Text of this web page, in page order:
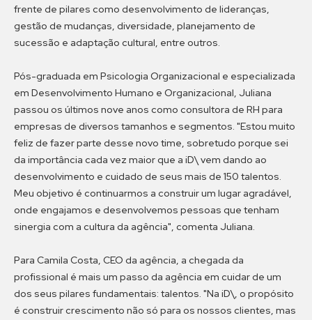
frente de pilares como desenvolvimento de lideranças,
gestão de mudanças, diversidade, planejamento de
sucessão e adaptação cultural, entre outros.
Pós-graduada em Psicologia Organizacional e especializada
em Desenvolvimento Humano e Organizacional, Juliana
passou os últimos nove anos como consultora de RH para
empresas de diversos tamanhos e segmentos. "Estou muito
feliz de fazer parte desse novo time, sobretudo porque sei
da importância cada vez maior que a iD\ vem dando ao
desenvolvimento e cuidado de seus mais de 150 talentos.
Meu objetivo é continuarmos a construir um lugar agradável,
onde engajamos e desenvolvemos pessoas que tenham
sinergia com a cultura da agência", comenta Juliana.
Para Camila Costa, CEO da agência, a chegada da
profissional é mais um passo da agência em cuidar de um
dos seus pilares fundamentais: talentos. "Na iD\, o propósito
é construir crescimento não só para os nossos clientes, mas